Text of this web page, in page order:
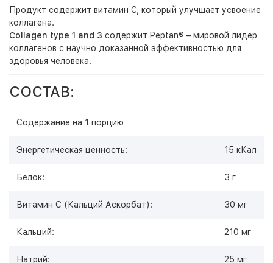
Продукт содержит витамин С, который улучшает усвоение
коллагена.
Collagen type 1 and 3 содержит Peptan® – мировой лидер
коллагенов с научно доказанной эффективностью для
здоровья человека.
СОСТАВ:
Содержание на 1 порцию
Энергетическая ценность: 15 кКал
Белок: 3 г
Витамин С (Кальций Аскорбат): 30 мг
Кальций: 210 мг
Натрий: 25 мг